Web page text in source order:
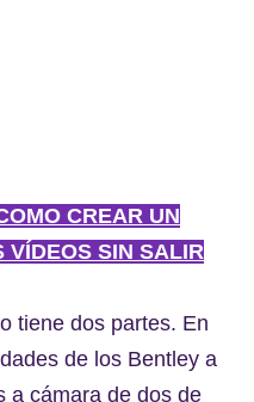
CREAR UN
VÍDEOS SIN SALIR
tiene dos partes. En
de los Bentley a
a cámara de dos de